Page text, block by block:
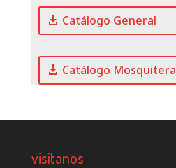
Catálogo General
Catálogo Mosquitera
visítanos